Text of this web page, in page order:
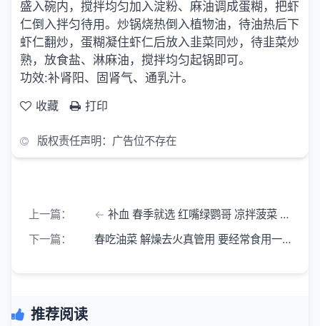
盛入碗内，搅拌均匀加入淀粉、麻油调成蛋糊，把虾
仁倒入拌匀待用。炒锅烧热倒入植物油，待油热后下
虾仁翻炒，蛋糊凝住虾仁后放入韭菜同炒，待韭菜炒
熟，放食盐、淋麻油，搅拌均匀起锅即可。
功效:补肾阳、固肾气、通乳汁。
收藏
打印
版权责任声明：广告位不存在
上一篇：
补血 春季就选 红嘴绿鹦哥 凉拌菠菜 菠菜拌藕片 菠菜猪血汤
下一篇：
春吃油菜 解燥去火真管用 要经常食用一些富含维生素的蔬菜
推荐阅读